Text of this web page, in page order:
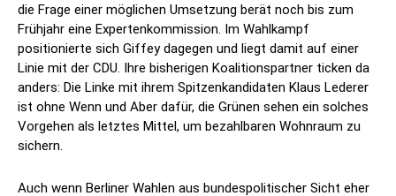
die Frage einer möglichen Umsetzung berät noch bis zum
Frühjahr eine Expertenkommission. Im Wahlkampf
positionierte sich Giffey dagegen und liegt damit auf einer
Linie mit der CDU. Ihre bisherigen Koalitionspartner ticken da
anders: Die Linke mit ihrem Spitzenkandidaten Klaus Lederer
ist ohne Wenn und Aber dafür, die Grünen sehen ein solches
Vorgehen als letztes Mittel, um bezahlbaren Wohnraum zu
sichern.
Auch wenn Berliner Wahlen aus bundespolitischer Sicht eher